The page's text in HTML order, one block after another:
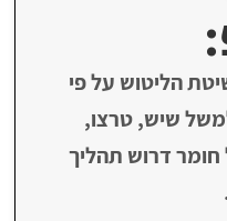
הליטוש על פי
שיש, טרצו,
חומר דרוש תהליך